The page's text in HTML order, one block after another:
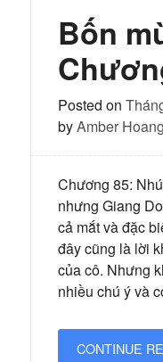
Bốn
Posted on
byAmber Hoang
Chương 85:
nhưng Giang
cả mắt và đặc
đây cũng là lời
của cô. Nhưng
nhiều chú ý và
CONTINUE